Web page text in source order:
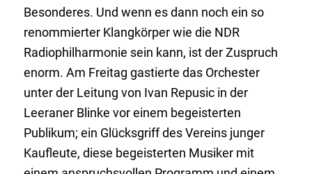
Besonderes. Und wenn es dann noch ein so
renommierter Klangkörper wie die NDR
Radiophilharmonie sein kann, ist der Zuspruch
enorm. Am Freitag gastierte das Orchester
unter der Leitung von Ivan Repusic in der
Leeraner Blinke vor einem begeisterten
Publikum; ein Glücksgriff des Vereins junger
Kaufleute, diese begeisterten Musiker mit